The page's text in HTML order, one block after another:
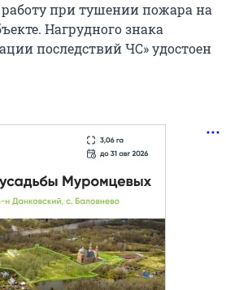
при тушении пожара на
Нагрудного знака
последствий ЧС» удостоен